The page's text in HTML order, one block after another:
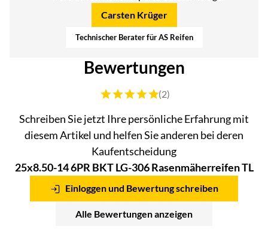
Carsten Krüger
Technischer Berater für AS Reifen
Bewertungen
Bewertung: 5 von 5 (2 Bewertungen)
(2)
Schreiben Sie jetzt Ihre persönliche Erfahrung mit
diesem Artikel und helfen Sie anderen bei deren
Kaufentscheidung
25x8.50-14 6PR BKT LG-306 Rasenmäherreifen TL
Einloggen und Bewertung schreiben
Alle Bewertungen anzeigen